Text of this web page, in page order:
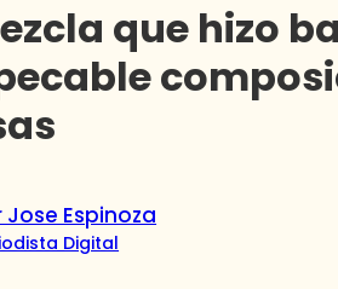
que hizo
Jose Espinoza
Digital